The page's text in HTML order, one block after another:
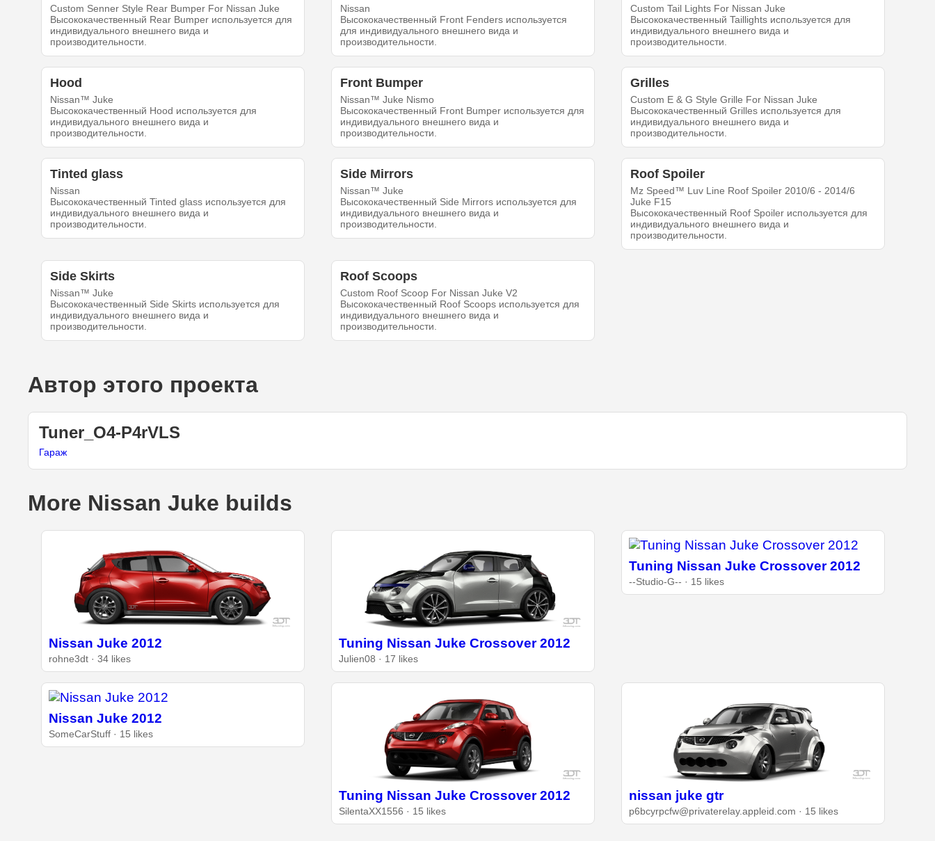
Custom Senner Style Rear Bumper For Nissan Juke
Высококачественный Rear Bumper используется для
индивидуального внешнего вида и
производительности.
Nissan
Высококачественный Front Fenders используется
для индивидуального внешнего вида и
производительности.
Custom Tail Lights For Nissan Juke
Высококачественный Taillights используется для
индивидуального внешнего вида и
производительности.
Hood
Nissan™ Juke
Высококачественный Hood используется для
индивидуального внешнего вида и
производительности.
Front Bumper
Nissan™ Juke Nismo
Высококачественный Front Bumper используется для
индивидуального внешнего вида и
производительности.
Grilles
Custom E & G Style Grille For Nissan Juke
Высококачественный Grilles используется для
индивидуального внешнего вида и
производительности.
Tinted glass
Nissan
Высококачественный Tinted glass используется для
индивидуального внешнего вида и
производительности.
Side Mirrors
Nissan™ Juke
Высококачественный Side Mirrors используется для
индивидуального внешнего вида и
производительности.
Roof Spoiler
Mz Speed™ Luv Line Roof Spoiler 2010/6 - 2014/6
Juke F15
Высококачественный Roof Spoiler используется для
индивидуального внешнего вида и
производительности.
Side Skirts
Nissan™ Juke
Высококачественный Side Skirts используется для
индивидуального внешнего вида и
производительности.
Roof Scoops
Custom Roof Scoop For Nissan Juke V2
Высококачественный Roof Scoops используется для
индивидуального внешнего вида и
производительности.
Автор этого проекта
Tuner_O4-P4rVLS
Гараж
More Nissan Juke builds
Nissan Juke 2012
rohne3dt · 34 likes
Tuning Nissan Juke Crossover 2012
Julien08 · 17 likes
Tuning Nissan Juke Crossover 2012
--Studio-G-- · 15 likes
Nissan Juke 2012
SomeCarStuff · 15 likes
Tuning Nissan Juke Crossover 2012
SilentaXX1556 · 15 likes
nissan juke gtr
p6bcyrpcfw@privaterelay.appleid.com · 15 likes